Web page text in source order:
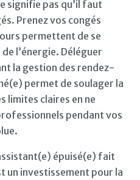
signifie pas qu’il faut
Prenez vos congés
permettent de se
l’énergie. Déléguer
la gestion des rendez-
permet de soulager la
limites claires en ne
pendant vos
épuisé(e) fait
un investissement pour la